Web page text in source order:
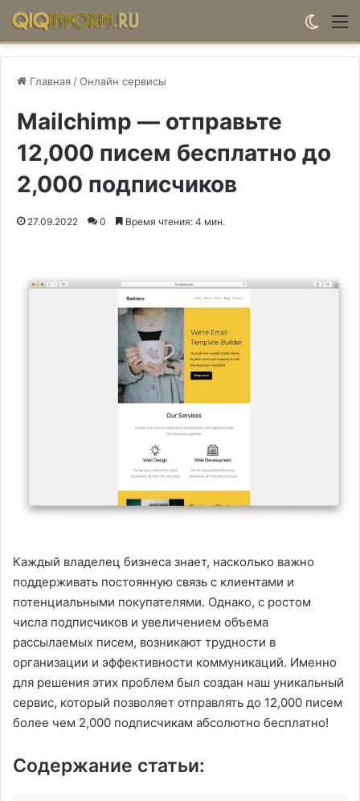
Главная /Онлайн сервисы
Mailchimp — отправьте
12,000 писем бесплатно до
2,000 подписчиков
27.09.2022 0 Время чтения: 4 мин.
Каждый владелец бизнеса знает, насколько важно
поддерживать постоянную связь с клиентами и
потенциальными покупателями. Однако, с ростом
числа подписчиков и увеличением объема
рассылаемых писем, возникают трудности в
организации и эффективности коммуникаций. Именно
для решения этих проблем был создан наш уникальный
сервис, который позволяет отправлять до 12,000 писем
более чем 2,000 подписчикам абсолютно бесплатно!
Содержание статьи: